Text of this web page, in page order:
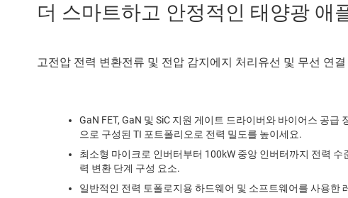
더 스마트하고 안정적인 태양광 애
GaN FET, GaN 및 SiC 지원 게이트 드라이버와 바이어스 공급
으로 구성된 TI 포트폴리오로 전력 밀도를 높이세요.
최소형 마이크로 인버터부터 100kW 중앙 인버터까지 전력 수
력 변환 단계 구성 요소.
일반적인 전력 토폴로지용 하드웨어 및 소프트웨어를 사용한